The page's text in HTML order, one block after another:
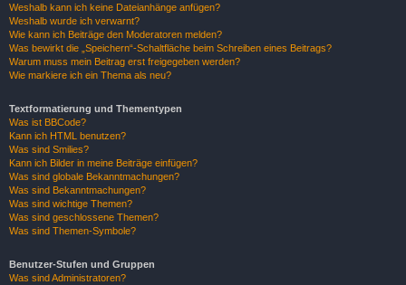
Weshalb kann ich keine Dateianhänge anfügen?
Weshalb wurde ich verwarnt?
Wie kann ich Beiträge den Moderatoren melden?
Was bewirkt die „Speichern“-Schaltfläche beim Schreiben eines Beitrags?
Warum muss mein Beitrag erst freigegeben werden?
Wie markiere ich ein Thema als neu?
Textformatierung und Thementypen
Was ist BBCode?
Kann ich HTML benutzen?
Was sind Smilies?
Kann ich Bilder in meine Beiträge einfügen?
Was sind globale Bekanntmachungen?
Was sind Bekanntmachungen?
Was sind wichtige Themen?
Was sind geschlossene Themen?
Was sind Themen-Symbole?
Benutzer-Stufen und Gruppen
Was sind Administratoren?